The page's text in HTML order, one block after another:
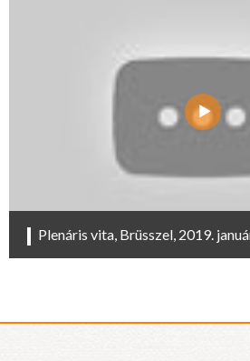
Plenáris vita, Brüsszel, 2019.